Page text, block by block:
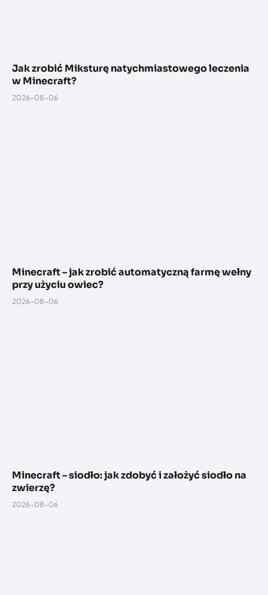
Jak zrobić Miksturę natychmiastowego leczenia
w Minecraft?
2026-08-06
Minecraft – jak zrobić automatyczną farmę wełny
przy użyciu owiec?
2026-08-06
Minecraft – siodło: jak zdobyć i założyć siodło na
zwierzę?
2026-08-06